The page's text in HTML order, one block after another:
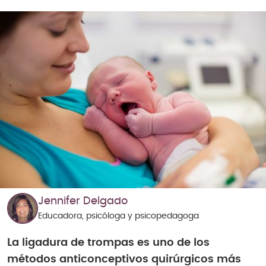
Jennifer Delgado
Educadora, psicóloga y psicopedagoga
La ligadura de trompas es uno de los
métodos anticonceptivos quirúrgicos más